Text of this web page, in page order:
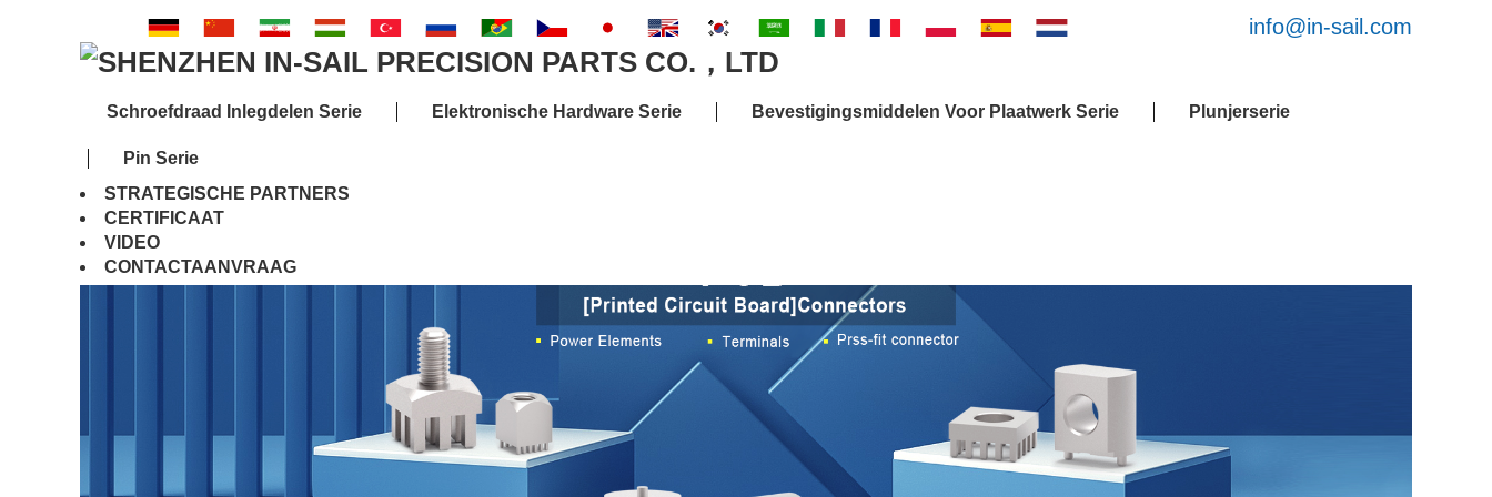
info@in-sail.com
Schroefdraad Inlegdelen Serie Elektronische Hardware Serie Bevestigingsmiddelen Voor Plaatwerk Serie Plunjerserie
Pin Serie
STRATEGISCHE PARTNERS
CERTIFICAAT
VIDEO
CONTACTAANVRAAG